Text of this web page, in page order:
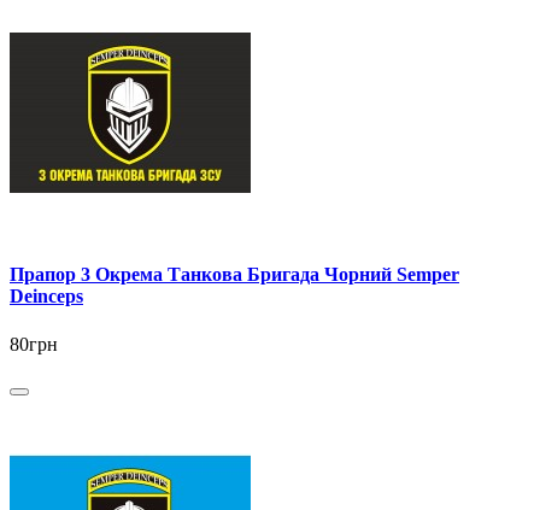
Прапор 3 Окрема Танкова Бригада Чорний Semper
Deinceps
80грн